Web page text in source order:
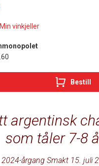
argentinsk
som tåler 7-8
2024-årgang Smakt 15. juli
vinkjeller
Bestill